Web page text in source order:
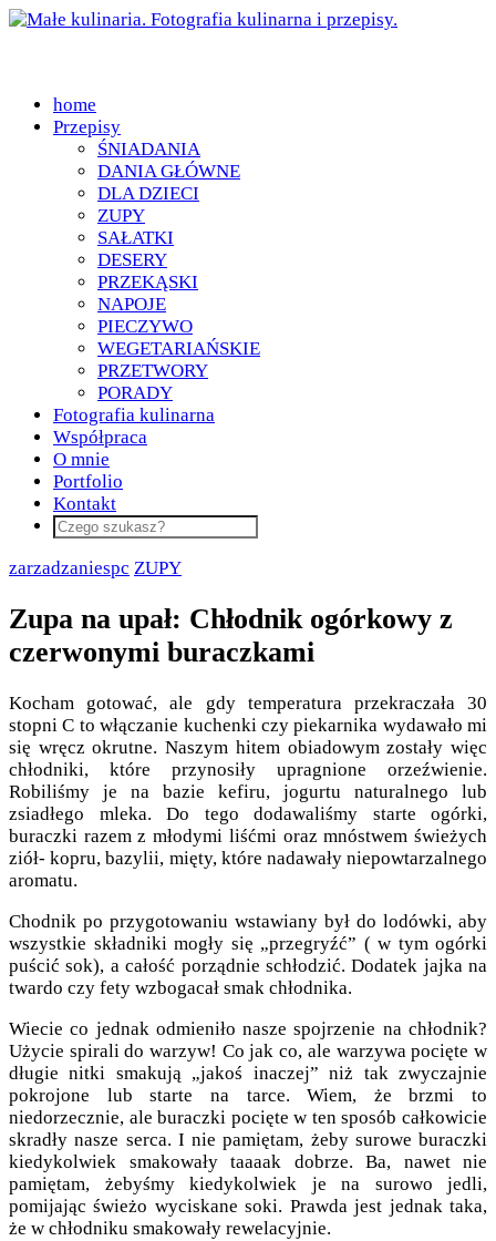
home
Przepisy
ŚNIADANIA
DANIA GŁÓWNE
DLA DZIECI
ZUPY
SAŁATKI
DESERY
PRZEKĄSKI
NAPOJE
PIECZYWO
WEGETARIAŃSKIE
PRZETWORY
PORADY
Fotografia kulinarna
Współpraca
O mnie
Portfolio
Kontakt
zarzadzaniespc ZUPY
Zupa na upał: Chłodnik ogórkowy z
czerwonymi buraczkami
Kocham gotować, ale gdy temperatura przekraczała 30
stopni C to włączanie kuchenki czy piekarnika wydawało mi
się wręcz okrutne. Naszym hitem obiadowym zostały więc
chłodniki, które przynosiły upragnione orzeźwienie.
Robiliśmy je na bazie kefiru, jogurtu naturalnego lub
zsiadłego mleka. Do tego dodawaliśmy starte ogórki,
buraczki razem z młodymi liśćmi oraz mnóstwem świeżych
ziół- kopru, bazylii, mięty, które nadawały niepowtarzalnego
aromatu.
Chodnik po przygotowaniu wstawiany był do lodówki, aby
wszystkie składniki mogły się „przegryźć” ( w tym ogórki
puścić sok), a całość porządnie schłodzić. Dodatek jajka na
twardo czy fety wzbogacał smak chłodnika.
Wiecie co jednak odmieniło nasze spojrzenie na chłodnik?
Użycie spirali do warzyw! Co jak co, ale warzywa pocięte w
długie nitki smakują „jakoś inaczej” niż tak zwyczajnie
pokrojone lub starte na tarce. Wiem, że brzmi to
niedorzecznie, ale buraczki pocięte w ten sposób całkowicie
skradły nasze serca. I nie pamiętam, żeby surowe buraczki
kiedykolwiek smakowały taaaak dobrze. Ba, nawet nie
pamiętam, żebyśmy kiedykolwiek je na surowo jedli,
pomijając świeżo wyciskane soki. Prawda jest jednak taka,
że w chłodniku smakowały rewelacyjnie.